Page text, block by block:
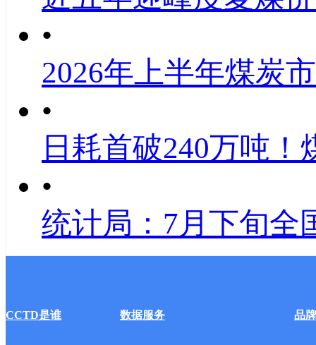
•
2026年上半年煤炭
•
日耗首破240万吨！
•
统计局：7月下旬全
CCTD是谁 数据服务 品